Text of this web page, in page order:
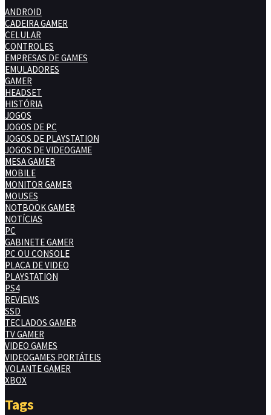
ANDROID
CADEIRA GAMER
CELULAR
CONTROLES
EMPRESAS DE GAMES
EMULADORES
GAMER
HEADSET
HISTÓRIA
JOGOS
JOGOS DE PC
JOGOS DE PLAYSTATION
JOGOS DE VIDEOGAME
MESA GAMER
MOBILE
MONITOR GAMER
MOUSES
NOTBOOK GAMER
NOTÍCIAS
PC
GABINETE GAMER
PC OU CONSOLE
PLACA DE VIDEO
PLAYSTATION
PS4
REVIEWS
SSD
TECLADOS GAMER
TV GAMER
VIDEO GAMES
VIDEOGAMES PORTÁTEIS
VOLANTE GAMER
XBOX
Tags